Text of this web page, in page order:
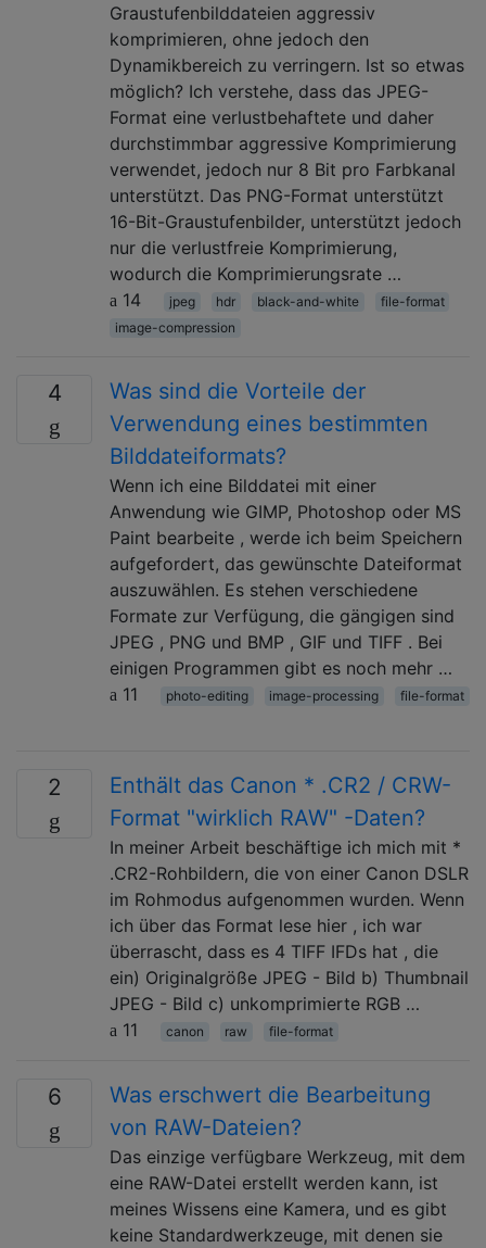
Graustufenbilddateien aggressiv
komprimieren, ohne jedoch den
Dynamikbereich zu verringern. Ist so etwas
möglich? Ich verstehe, dass das JPEG-
Format eine verlustbehaftete und daher
durchstimmbar aggressive Komprimierung
verwendet, jedoch nur 8 Bit pro Farbkanal
unterstützt. Das PNG-Format unterstützt
16-Bit-Graustufenbilder, unterstützt jedoch
nur die verlustfreie Komprimierung,
wodurch die Komprimierungsrate …
14
jpeg hdr black-and-white
file-format
image-compression
4
Was sind die Vorteile der
Verwendung eines bestimmten
Bilddateiformats?
Wenn ich eine Bilddatei mit einer
Anwendung wie GIMP, Photoshop oder MS
Paint bearbeite , werde ich beim Speichern
aufgefordert, das gewünschte Dateiformat
auszuwählen. Es stehen verschiedene
Formate zur Verfügung, die gängigen sind
JPEG , PNG und BMP , GIF und TIFF . Bei
einigen Programmen gibt es noch mehr …
11
photo-editing image-processing file-format
2
Enthält das Canon * .CR2 / CRW-
Format "wirklich RAW" -Daten?
In meiner Arbeit beschäftige ich mich mit *
.CR2-Rohbildern, die von einer Canon DSLR
im Rohmodus aufgenommen wurden. Wenn
ich über das Format lese hier , ich war
überrascht, dass es 4 TIFF IFDs hat , die
ein) Originalgröße JPEG - Bild b) Thumbnail
JPEG - Bild c) unkomprimierte RGB …
11
canon raw file-format
6
Was erschwert die Bearbeitung
von RAW-Dateien?
Das einzige verfügbare Werkzeug, mit dem
eine RAW-Datei erstellt werden kann, ist
meines Wissens eine Kamera, und es gibt
keine Standardwerkzeuge, mit denen sie